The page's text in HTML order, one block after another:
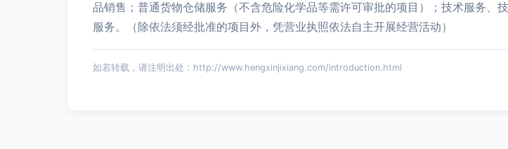
品销售；普通货物仓储服务（不含危险化学品等需许可审批的项目）；技术服务、
服务。（除依法须经批准的项目外，凭营业执照依法自主开展经营活动）
如若转载，请注明出处：http://www.hengxinjixiang.com/introduction.html